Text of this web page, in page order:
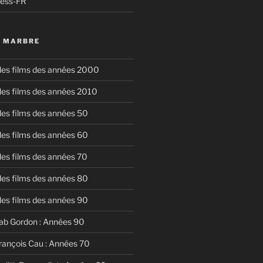
films des années 2000
films des années 2010
films des années 50
films des années 60
films des années 70
films des années 80
films des années 90
Gordon : Années 90
Cau : Années 70